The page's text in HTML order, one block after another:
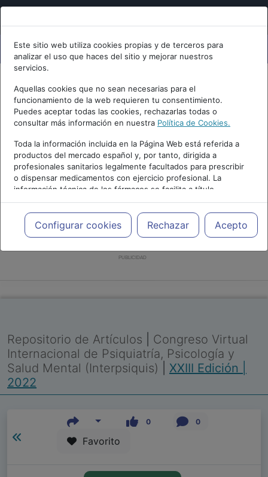
Este sitio web utiliza cookies propias y de terceros para
analizar el uso que haces del sitio y mejorar nuestros
servicios.
Aquellas cookies que no sean necesarias para el
funcionamiento de la web requieren tu consentimiento.
Puedes aceptar todas las cookies, rechazarlas todas o
consultar más información en nuestra Política de Cookies.
Toda la información incluida en la Página Web está referida a
productos del mercado español y, por tanto, dirigida a
profesionales sanitarios legalmente facultados para prescribir
o dispensar medicamentos con ejercicio profesional. La
información técnica de los fármacos se facilita a título
meramente informativo, siendo responsabilidad de los
profesionales facultados prescribir medicamentos y decidir, en
cada caso concreto, el tratamiento más adecuado a las
necesidades del paciente.
Configurar cookies Rechazar Acepto
PUBLICIDAD
Repositorio de Artículos
Congreso Virtual
Internacional de Psiquiatría, Psicología y
Salud Mental (Interpsiquis)
XXIII Edición |
2022
0 0
Favorito